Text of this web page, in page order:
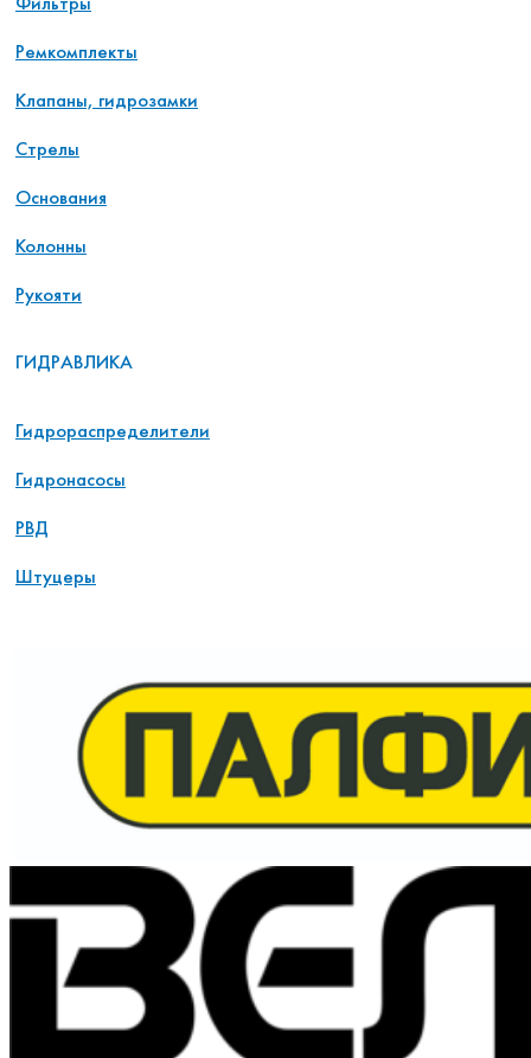
Ремкомплекты
Клапаны, гидрозамки
Стрелы
Основания
Колонны
Рукояти
ГИДРАВЛИКА
Гидрораспределители
Гидронасосы
РВД
Штуцеры